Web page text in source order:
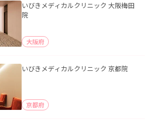
いびきメディカルクリニック 大阪梅田
院
大阪府
いびきメディカルクリニック 京都院
京都府